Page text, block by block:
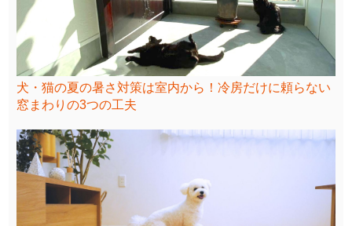
犬・猫の夏の暑さ対策は室内から！冷房だけに頼らない
窓まわりの3つの工夫